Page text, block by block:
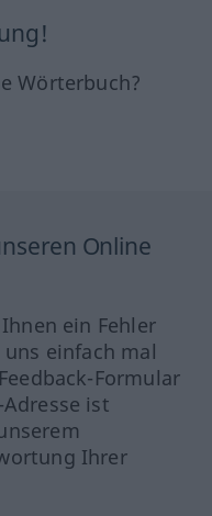
Wörterbuch?
Online
ein Fehler
einfach mal
Formular
ist
Ihrer